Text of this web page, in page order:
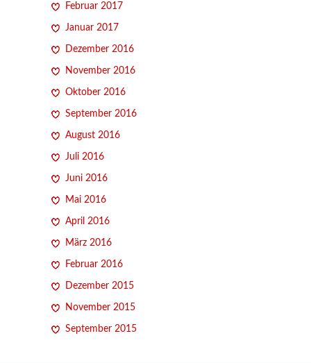
Februar 2017
Januar 2017
Dezember 2016
November 2016
Oktober 2016
September 2016
August 2016
Juli 2016
Juni 2016
Mai 2016
April 2016
März 2016
Februar 2016
Dezember 2015
November 2015
September 2015